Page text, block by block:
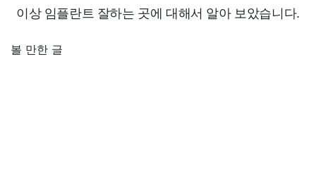
이상 임플란트 잘하는 곳에 대해서 알아 보았습니다.
볼 만한 글